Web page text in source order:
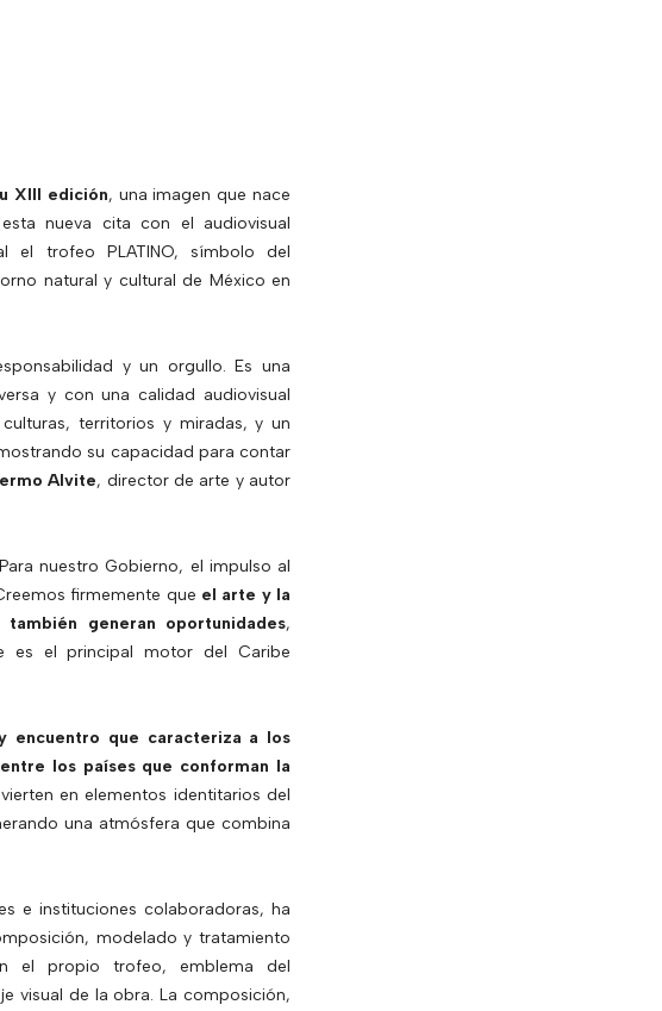
XIII edición, una imagen que nace
nueva cita con el audiovisual
trofeo PLATINO, símbolo del
natural y cultural de México en
y un orgullo. Es una
y con una calidad audiovisual
territorios y miradas, y un
su capacidad para contar
Alvite, director de arte y autor
nuestro Gobierno, el impulso al
firmemente que el arte y la
generan oportunidades,
es el principal motor del Caribe
encuentro que caracteriza a los
los países que conforman la
en elementos identitarios del
una atmósfera que combina
e instituciones colaboradoras, ha
modelado y tratamiento
el propio trofeo, emblema del
visual de la obra. La composición,